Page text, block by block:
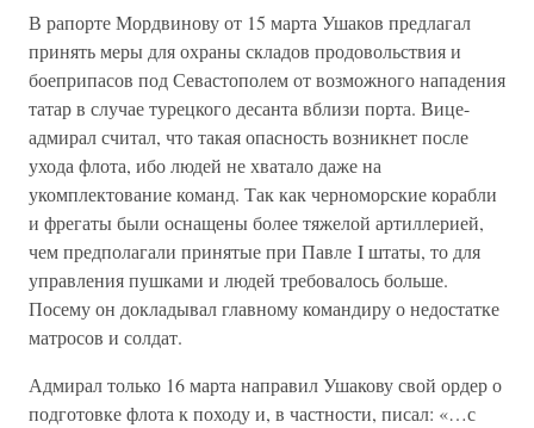
В рапорте Мордвинову от 15 марта Ушаков предлагал
принять меры для охраны складов продовольствия и
боеприпасов под Севастополем от возможного нападения
татар в случае турецкого десанта вблизи порта. Вице-
адмирал считал, что такая опасность возникнет после
ухода флота, ибо людей не хватало даже на
укомплектование команд. Так как черноморские корабли
и фрегаты были оснащены более тяжелой артиллерией,
чем предполагали принятые при Павле I штаты, то для
управления пушками и людей требовалось больше.
Посему он докладывал главному командиру о недостатке
матросов и солдат.
Адмирал только 16 марта направил Ушакову свой ордер о
подготовке флота к походу и, в частности, писал: «…с